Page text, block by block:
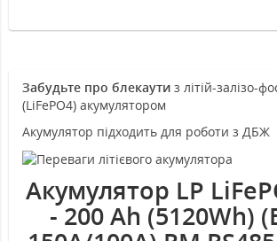
Забудьте про блекаути з літій-залізо-
(LiFePO4) акумулятором
Акумулятор підходить для роботи з ДБЖ
Акумулятор LP
- 200 Ah (5120Wh)